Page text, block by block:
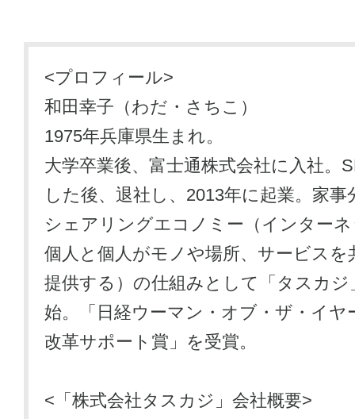
<プロフィール>
和田幸子（わだ・さちこ）
1975年兵庫県生まれ。
大学卒業後、富士通株式会社に入社。
した後、退社し、2013年に起業。家事
シェアリングエコノミー（インター
個人と個人がモノや場所、サービスを
提供する）の仕組みとして「タスカジ
始。「日経ウーマン・オブ・ザ・イヤ
改革サポート賞」を受賞。
<「株式会社タスカジ」会社概要>